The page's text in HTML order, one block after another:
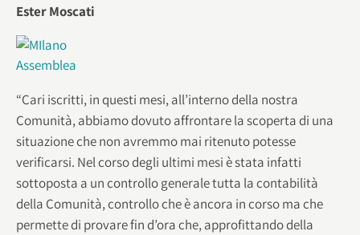
Ester Moscati
“Cari iscritti, in questi mesi, all’interno della nostra
Comunità, abbiamo dovuto affrontare la scoperta di una
situazione che non avremmo mai ritenuto potesse
verificarsi. Nel corso degli ultimi mesi è stata infatti
sottoposta a un controllo generale tutta la contabilità
della Comunità, controllo che è ancora in corso ma che
permette di provare fin d’ora che, approfittando della